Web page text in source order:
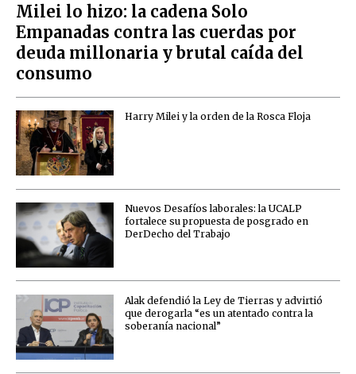
Milei lo hizo: la cadena Solo
Empanadas contra las cuerdas por
deuda millonaria y brutal caída del
consumo
Harry Milei y la orden de la Rosca Floja
Nuevos Desafíos laborales: la UCALP
fortalece su propuesta de posgrado en
DerDecho del Trabajo
Alak defendió la Ley de Tierras y advirtió
que derogarla “es un atentado contra la
soberanía nacional”